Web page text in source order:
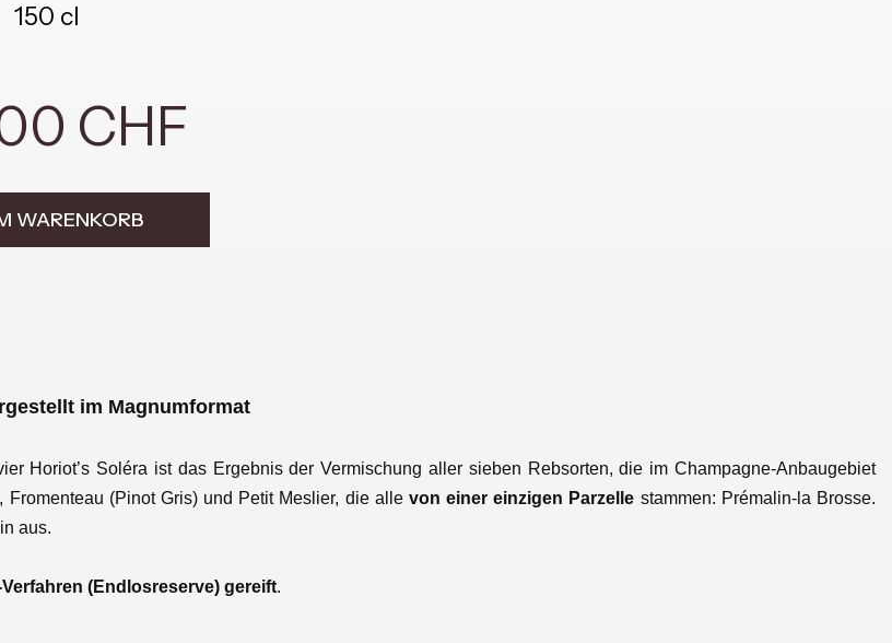
150 cl
CHF
WARENKORB
im Magnumformat
Horiot’s Soléra ist das Ergebnis der Vermischung aller sieben Rebsorten, die im Champagne-Anbaugebiet
(Pinot Gris) und Petit Meslier, die alle von einer einzigen Parzelle stammen: Prémalin-la Brosse.
aus.
(Endlosreserve) gereift.